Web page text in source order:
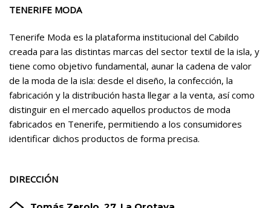
TENERIFE MODA
Tenerife Moda es la plataforma institucional del Cabildo
creada para las distintas marcas del sector textil de la isla, y
tiene como objetivo fundamental, aunar la cadena de valor
de la moda de la isla: desde el diseño, la confección, la
fabricación y la distribución hasta llegar a la venta, así como
distinguir en el mercado aquellos productos de moda
fabricados en Tenerife, permitiendo a los consumidores
identificar dichos productos de forma precisa.
DIRECCIÓN